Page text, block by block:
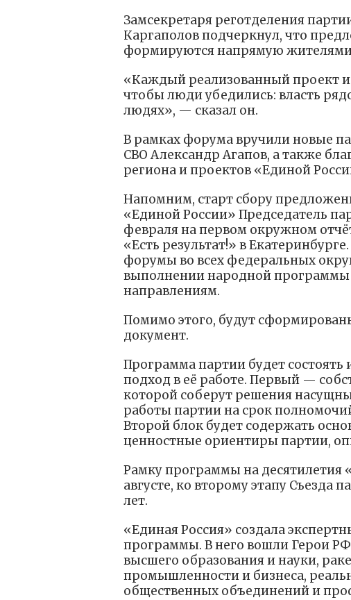
Замсекретаря реготделения
Каргаполов подчеркнул, что
формируются напрямую
«Каждый реализованный проект
чтобы люди убедились: власть
людях», — сказал он.
В рамках форума вручили новые
СВО Александр Агапов, а также
региона и проектов «Единой
Напомним, старт сбору
«Единой России» Председатель
февраля на первом окружном
«Есть результат!» в
форумы во всех федеральных
выполнении народной программы
направлениям.
Помимо этого, будут
документ.
Программа партии будет
подход в её работе. Первый —
которой соберут решения
работы партии на срок
Второй блок будет содержать
ценностные ориентиры партии,
Рамку программы на десятилетия
августе, ко второму этапу
лет.
«Единая Россия» создала
программы. В него вошли Герои
высшего образования и науки,
промышленности и бизнеса,
общественных объединений и